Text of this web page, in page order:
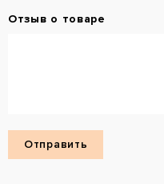
Отзыв о товаре